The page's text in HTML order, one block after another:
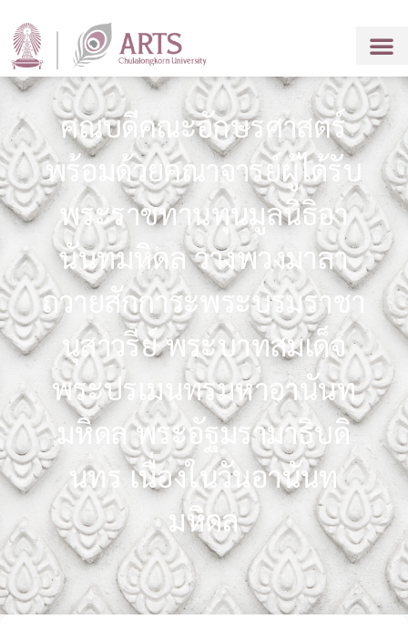
คณบดีคณะอักษรศาสตร์
พร้อมด้วยคณาจารย์ผู้ได้รับ
พระราชทานทุนมูลนิธิอา
นันทมหิดล วางพวงมาลา
ถวายสักการะพระบรมราชา
นุสาวรีย์ พระบาทสมเด็จ
พระปรเมนทรมหาอานันท
มหิดล พระอัฐมรามาธิบดิ
นทร เนื่องในวันอานันท
มหิดล